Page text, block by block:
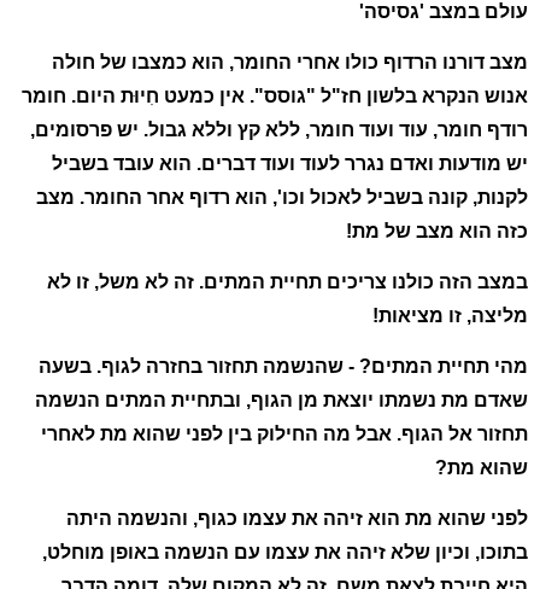
עולם במצב 'גסיסה'
מצב דורנו הרדוף כולו אחרי החומר, הוא כמצבו של חולה
אנוש הנקרא בלשון חז"ל "גוסס". אין כמעט חִיוּת היום. חומר
רודף חומר, עוד ועוד חומר, ללא קץ וללא גבול. יש פרסומים,
יש מודעות ואדם נגרר לעוד ועוד דברים. הוא עובד בשביל
לקנות, קונה בשביל לאכול וכו', הוא רדוף אחר החומר. מצב
כזה הוא מצב של מת!
במצב הזה כולנו צריכים תחיית המתים. זה לא משל, זו לא
מליצה, זו מציאות!
מהי תחיית המתים? - שהנשמה תחזור בחזרה לגוף. בשעה
שאדם מת נשמתו יוצאת מן הגוף, ובתחיית המתים הנשמה
תחזור אל הגוף. אבל מה החילוק בין לפני שהוא מת לאחרי
שהוא מת?
לפני שהוא מת הוא זיהה את עצמו כגוף, והנשמה היתה
בתוכו, וכיון שלא זיהה את עצמו עם הנשמה באופן מוחלט,